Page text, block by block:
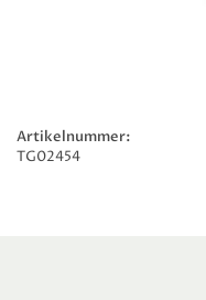
Artikelnummer:
TG02454